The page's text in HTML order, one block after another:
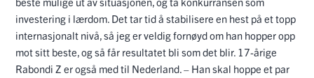
investering i lærdom. Det tar tid å stabilisere en hest på et topp
internasjonalt nivå, så jeg er veldig fornøyd om han hopper opp
mot sitt beste, og så får resultatet bli som det blir. 17-årige
Rabondi Z er også med til Nederland. – Han skal hoppe et par